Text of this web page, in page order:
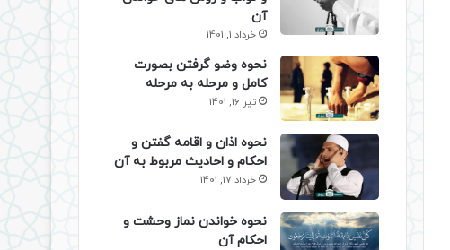
آن
خرداد 1, 1401
نحوه وضو گرفتن بصورت
کامل و مرحله به مرحله
تیر 16, 1401
نحوه اذان و اقامه گفتن و
احکام و احادیث مربوط به آن
خرداد 17, 1401
نحوه خواندن نماز وحشت و
احکام آن